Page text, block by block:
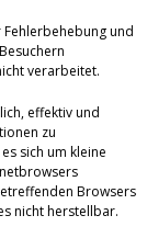
und
verarbeitet.
effektiv und
zu
sich um kleine
Browsers
nicht herstellbar.